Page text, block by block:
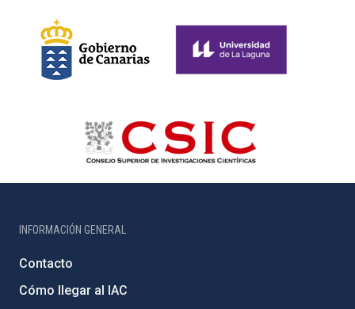
INFORMACIÓN GENERAL
Contacto
Cómo llegar al IAC